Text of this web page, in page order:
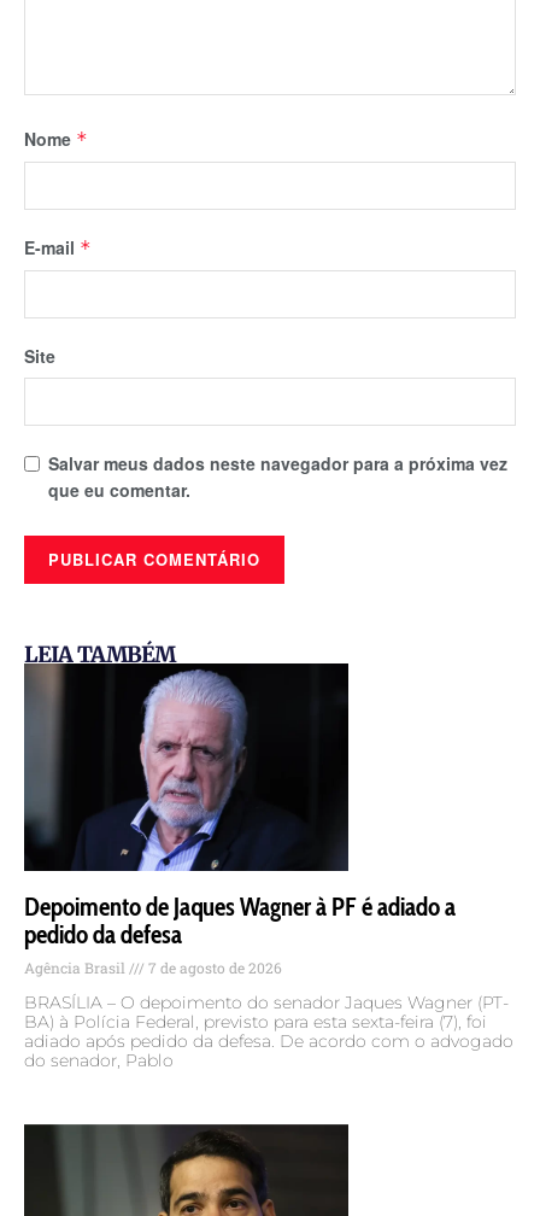
Nome *
E-mail *
Site
Salvar meus dados neste navegador para a próxima vez
que eu comentar.
LEIA TAMBÉM
Depoimento de Jaques Wagner à PF é adiado a
pedido da defesa
Agência Brasil 7 de agosto de 2026
BRASÍLIA – O depoimento do senador Jaques Wagner (PT-
BA) à Polícia Federal, previsto para esta sexta-feira (7), foi
adiado após pedido da defesa. De acordo com o advogado
do senador, Pablo